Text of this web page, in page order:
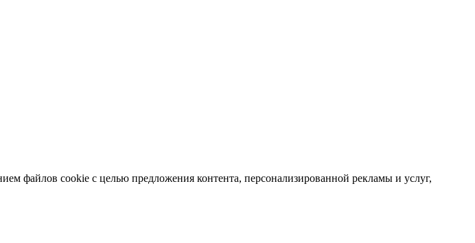
файлов cookie с целью предложения контента, персонализированной рекламы и услуг,